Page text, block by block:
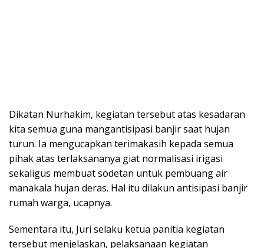
Dikatan Nurhakim, kegiatan tersebut atas kesadaran
kita semua guna mangantisipasi banjir saat hujan
turun. Ia mengucapkan terimakasih kepada semua
pihak atas terlaksananya giat normalisasi irigasi
sekaligus membuat sodetan untuk pembuang air
manakala hujan deras. Hal itu dilakun antisipasi banjir
rumah warga, ucapnya.
Sementara itu, Juri selaku ketua panitia kegiatan
tersebut menjelaskan, pelaksanaan kegiatan